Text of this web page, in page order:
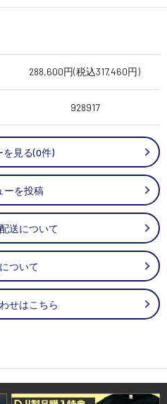
288,600円(税込317,460円)
928917
を見る(0件)
ーを投稿
送について
ついて
せはこちら